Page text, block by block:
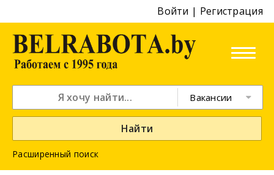
Войти | Регистрация
Вакансии
Найти
Расширенный поиск